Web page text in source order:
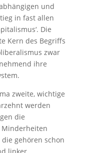
und
in fast allen
Die
Kern des Begriffs
zwar
ihre
zweite, wichtige
werden
die
die gehören schon